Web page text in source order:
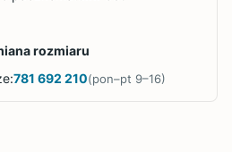
rozmiaru
781 692 210(pon–pt 9–16)